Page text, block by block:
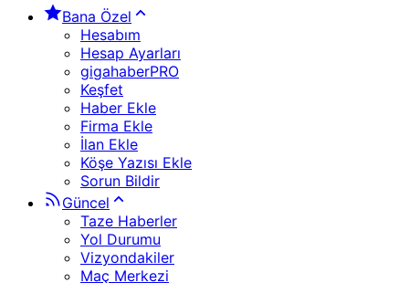
Bana Özel
Hesabım
Hesap Ayarları
gigahaberPRO
Keşfet
Haber Ekle
Firma Ekle
İlan Ekle
Köşe Yazısı Ekle
Sorun Bildir
Güncel
Taze Haberler
Yol Durumu
Vizyondakiler
Maç Merkezi